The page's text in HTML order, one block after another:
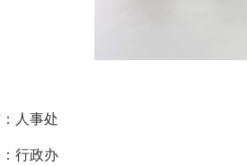
人事处
行政办